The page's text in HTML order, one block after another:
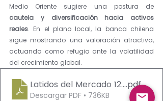
cautela y diversificación hacia activos
reales. En el plano local, la banca chilena
sigue mostrando una valoración atractiva,
actuando como refugio ante la volatilidad
del crecimiento global.
Latidos del Mercado 12012026
.pdf
Descargar PDF • 736KB